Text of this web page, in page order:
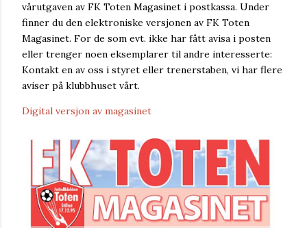
vårutgaven av FK Toten Magasinet i postkassa. Under
finner du den elektroniske versjonen av FK Toten
Magasinet. For de som evt. ikke har fått avisa i posten
eller trenger noen eksemplarer til andre interesserte:
Kontakt en av oss i styret eller trenerstaben, vi har flere
aviser på klubbhuset vårt.
Digital versjon av magasinet